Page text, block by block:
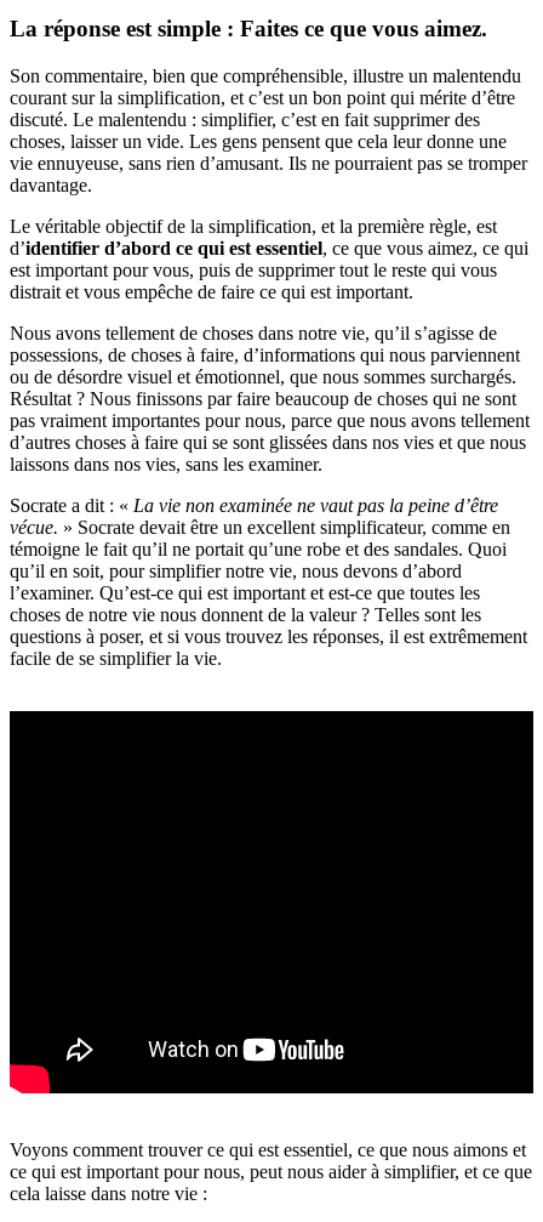
La réponse est simple : Faites ce que vous aimez.
Son commentaire, bien que compréhensible, illustre un malentendu
courant sur la simplification, et c’est un bon point qui mérite d’être
discuté. Le malentendu : simplifier, c’est en fait supprimer des
choses, laisser un vide. Les gens pensent que cela leur donne une
vie ennuyeuse, sans rien d’amusant. Ils ne pourraient pas se tromper
davantage.
Le véritable objectif de la simplification, et la première règle, est
d’identifier d’abord ce qui est essentiel, ce que vous aimez, ce qui
est important pour vous, puis de supprimer tout le reste qui vous
distrait et vous empêche de faire ce qui est important.
Nous avons tellement de choses dans notre vie, qu’il s’agisse de
possessions, de choses à faire, d’informations qui nous parviennent
ou de désordre visuel et émotionnel, que nous sommes surchargés.
Résultat ? Nous finissons par faire beaucoup de choses qui ne sont
pas vraiment importantes pour nous, parce que nous avons tellement
d’autres choses à faire qui se sont glissées dans nos vies et que nous
laissons dans nos vies, sans les examiner.
Socrate a dit : « La vie non examinée ne vaut pas la peine d’être
vécue. » Socrate devait être un excellent simplificateur, comme en
témoigne le fait qu’il ne portait qu’une robe et des sandales. Quoi
qu’il en soit, pour simplifier notre vie, nous devons d’abord
l’examiner. Qu’est-ce qui est important et est-ce que toutes les
choses de notre vie nous donnent de la valeur ? Telles sont les
questions à poser, et si vous trouvez les réponses, il est extrêmement
facile de se simplifier la vie.
Voyons comment trouver ce qui est essentiel, ce que nous aimons et
ce qui est important pour nous, peut nous aider à simplifier, et ce que
cela laisse dans notre vie :